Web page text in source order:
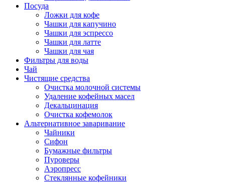
Посуда
Ложки для кофе
Чашки для капучино
Чашки для эспрессо
Чашки для латте
Чашки для чая
Фильтры для воды
Чай
Чистящие средства
Очистка молочной системы
Удаление кофейных масел
Декальцинация
Очистка кофемолок
Альтернативное заваривание
Чайники
Сифон
Бумажные фильтры
Пуроверы
Аэропресс
Стеклянные кофейники